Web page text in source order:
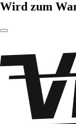
Wird zum